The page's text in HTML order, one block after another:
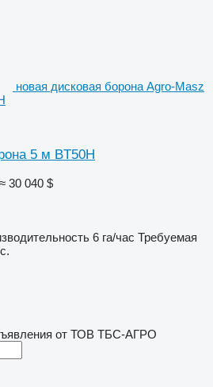
новая дисковая борона Agro-Masz
5 м BT50H
≈ 30 040 $
6 га/час Требуемая
от ТОВ ТБС-АГРО